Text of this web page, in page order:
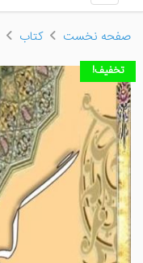
صفحه نخست کتاب
تخفیف!